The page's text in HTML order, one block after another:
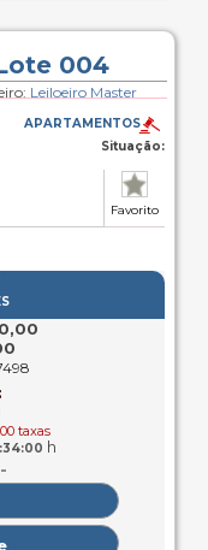
004
Leiloeiro Master
Favorito
APARTAMENTOS
Situação:
taxas
h
-